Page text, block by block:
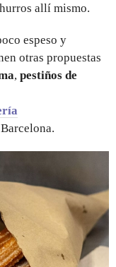
allí mismo.
espeso y
otras propuestas
, pestiños de